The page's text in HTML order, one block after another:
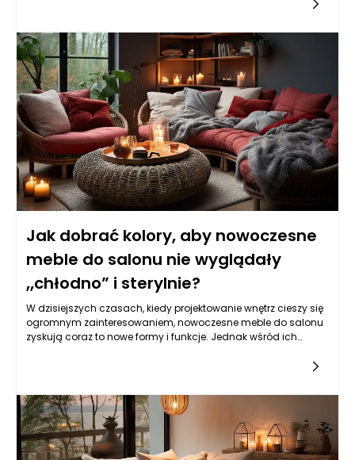
meble pełniły rolę tła, a nie dominowały w przestrzeni, właściwe
której nowoczesne meble wydają się delikatniejsze, a całe
otoczenie staje się bardziej harmonijne, wymaga
zastosowania odpowiednich elementów
dekoracyjnych. Istotne jest, aby dodać akcenty, które
wprowadzą ciepło, teksturę oraz kolor, jednocześnie nie
zakrywając wartości mebli eleganckich Warszawa.
Jak dobrać kolory, aby nowoczesne
meble do salonu nie wyglądały
„chłodno” i sterylnie?
W dzisiejszych czasach, kiedy projektowanie wnętrz cieszy się
ogromnym zainteresowaniem, nowoczesne meble do salonu
zyskują coraz to nowe formy i funkcje. Jednak wśród ich
odczuć swoistą „chłodność” i sterylność przestrzeni. Dlatego
przytulne, ale jednocześnie nowoczesne wnętrze. W artykule
tym omówimy, jak kolorystyka wpływa na atmosferę w salonie
oraz jakie odcienie wybierać, aby zneutralizować zimny
charakter nowoczesnych mebli do salonu.